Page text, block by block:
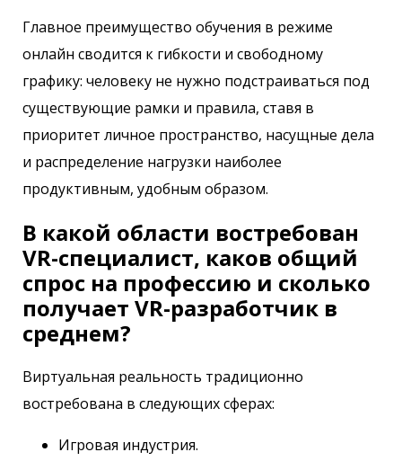
Главное преимущество обучения в режиме
онлайн сводится к гибкости и свободному
графику: человеку не нужно подстраиваться под
существующие рамки и правила, ставя в
приоритет личное пространство, насущные дела
и распределение нагрузки наиболее
продуктивным, удобным образом.
В какой области востребован
VR-специалист, каков общий
спрос на профессию и сколько
получает VR-разработчик в
среднем?
Виртуальная реальность традиционно
востребована в следующих сферах:
Игровая индустрия.